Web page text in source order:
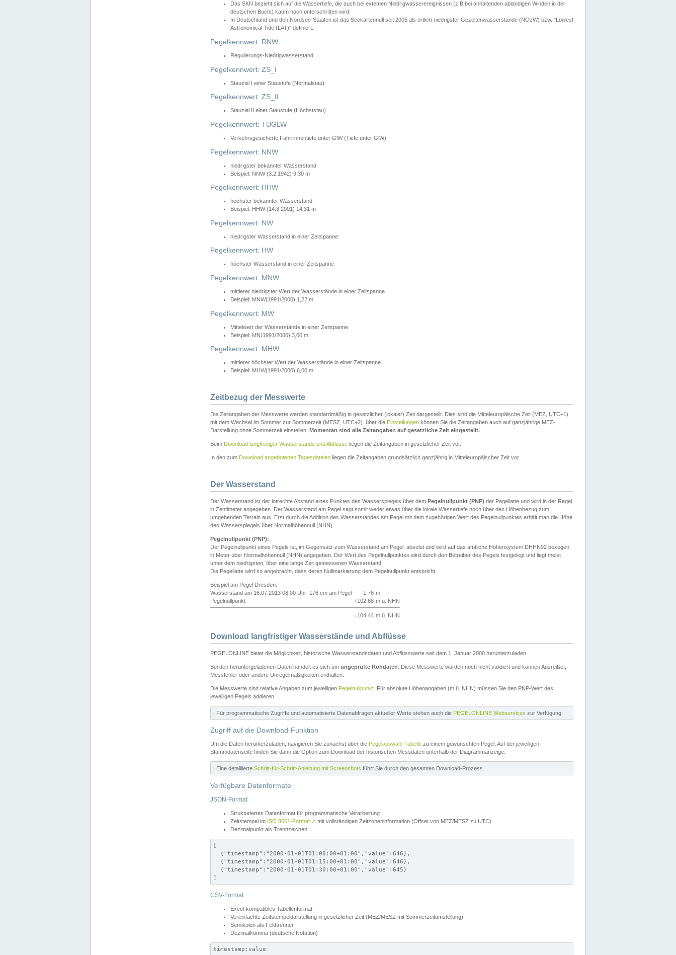
Das SKN bezieht sich auf die Wassertiefe, die auch bei extemen Niedrigwasserereignissen (z.B bei anhaltenden ablandigen Winden in der
deutschen Bucht) kaum noch unterschritten wird.
In Deutschland und den Nordsee-Staaten ist das Seekartennull seit 2005 als örtlich niedrigster Gezeitenwasserstande (NGzW) bzw. "Lowest
Astronomical Tide (LAT)" definiert.
Pegelkennwert: RNW
Regulierungs-Niedrigwasserstand
Pegelkennwert: ZS_I
Stauziel I einer Staustufe (Normalstau)
Pegelkennwert: ZS_II
Stauziel II einer Staustufe (Höchststau)
Pegelkennwert: TUGLW
Verkehrsgesicherte Fahrrinnentiefe unter GlW (Tiefe unter GlW)
Pegelkennwert: NNW
niedrigster bekannter Wasserstand
Beispiel: NNW (3.2.1942) 9,30 m
Pegelkennwert: HHW
höchster bekannter Wasserstand
Beispiel: HHW (14.8.2001) 14,31 m
Pegelkennwert: NW
niedrigster Wasserstand in einer Zeitspanne
Pegelkennwert: HW
höchster Wasserstand in einer Zeitspanne
Pegelkennwert: MNW
mittlerer niedrigster Wert der Wasserstände in einer Zeitspanne
Beispiel: MNW(1991/2000) 1,22 m
Pegelkennwert: MW
Mittelwert der Wasserstände in einer Zeitspanne
Beispiel: MN(1991/2000) 3,00 m
Pegelkennwert: MHW
mittlerer höchster Wert der Wasserstände in einer Zeitspanne
Beispiel: MHW(1991/2000) 6,00 m
Zeitbezug der Messwerte
Die Zeitangaben der Messwerte werden standardmäßig in gesetzlicher (lokaler) Zeit dargestellt. Dies sind die Mitteleuropäische Zeit (MEZ, UTC+1)
mit dem Wechsel im Sommer zur Sommerzeit (MESZ, UTC+2). über die Einstellungen können Sie die Zeitangaben auch auf ganzjährige MEZ-
Darstellung ohne Sommerzeit einstellen. Momentan sind alle Zeitangaben auf gesetzliche Zeit eingestellt.
Beim Download langfristiger Wasserstände und Abflüsse liegen die Zeitangaben in gesetzlicher Zeit vor.
In den zum Download angebotenen Tagesdateien liegen die Zeitangaben grundsätzlich ganzjährig in Mitteleuropäischer Zeit vor.
Der Wasserstand
Der Wasserstand ist der lotrechte Abstand eines Punktes des Wasserspiegels über dem Pegelnullpunkt (PNP) der Pegellatte und wird in der Regel
in Zentimeter angegeben. Der Wasserstand am Pegel sagt somit weder etwas über die lokale Wassertiefe noch über den Höhenbezug zum
umgebenden Terrain aus. Erst durch die Addition des Wasserstandes am Pegel mit dem zugehörigen Wert des Pegelnullpunktes erhält man die Höhe
des Wasserspiegels über Normalhöhennull (NHN).
Pegelnullpunkt (PNP):
Der Pegelnullpunkt eines Pegels ist, im Gegensatz zum Wasserstand am Pegel, absolut und wird auf das amtliche Höhensystem DHHN92 bezogen
in Meter über Normalhöhennull (NHN) angegeben. Der Wert des Pegelnullpunktes wird durch den Betreiber des Pegels festgelegt und liegt meist
unter dem niedrigsten, über eine lange Zeit gemessenen Wasserstand.
Die Pegellatte wird so angebracht, dass deren Nullmarkierung dem Pegelnullpunkt entspricht.
Beispiel am Pegel Dresden:
Wasserstand am 16.07.2013 08:00 Uhr: 176 cm am Pegel
1,76 m
Pegelnullpunkt
+102,68 m ü. NHN
=104,44 m ü. NHN
Download langfristiger Wasserstände und Abflüsse
PEGELONLINE bietet die Möglichkeit, historische Wasserstandsdaten und Abflusswerte seit dem 1. Januar 2000 herunterzuladen.
Bei den heruntergeladenen Daten handelt es sich um ungeprüfte Rohdaten . Diese Messwerte wurden noch nicht validiert und können Ausreißer,
Messfehler oder andere Unregelmäßigkeiten enthalten.
Die Messwerte sind relative Angaben zum jeweiligen Pegelnullpunkt . Für absolute Höhenangaben (m ü. NHN) müssen Sie den PNP-Wert des
jeweiligen Pegels addieren.
ℹ️ Für programmatische Zugriffe und automatisierte Datenabfragen aktueller Werte stehen auch die PEGELONLINE Webservices zur Verfügung.
Zugriff auf die Download-Funktion
Um die Daten herunterzuladen, navigieren Sie zunächst über die Pegelauswahl-Tabelle zu einem gewünschten Pegel. Auf der jeweiligen
Stammdatenseite finden Sie dann die Option zum Download der historischen Messdaten unterhalb der Diagrammanzeige.
ℹ️ Eine detaillierte Schritt-für-Schritt-Anleitung mit Screenshots führt Sie durch den gesamten Download-Prozess.
Verfügbare Datenformate
JSON-Format
Strukturiertes Datenformat für programmatische Verarbeitung
Zeitstempel im ISO 8601-Format ↗ mit vollständigen Zeitzoneninformation (Offset von MEZ/MESZ zu UTC)
Dezimalpunkt als Trennzeichen
[
  {"timestamp":"2000-01-01T01:00:00+01:00","value":646},
  {"timestamp":"2000-01-01T01:15:00+01:00","value":646},
  {"timestamp":"2000-01-01T01:30:00+01:00","value":645}
]
CSV-Format
Excel-kompatibles Tabellenformat
Vereinfachte Zeitstempeldarstellung in gesetzlicher Zeit (MEZ/MESZ mit Sommerzeitumstellung)
Semikolon als Feldtrenner
Dezimalkomma (deutsche Notation)
timestamp;value